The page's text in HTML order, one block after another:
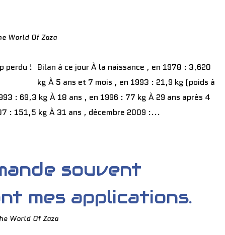
World Of Zaza
Bilan à ce jour À la naissance , en 1978 : 3,620
kg À 5 ans et 7 mois , en 1993 : 21,9 kg (poids à
: 69,3 kg À 18 ans , en 1996 : 77 kg À 29 ans après 4
: 151,5 kg À 31 ans , décembre 2009 :...
souvent
mes applications.
World Of Zaza